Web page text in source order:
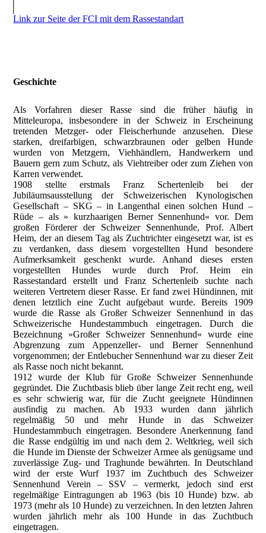
Link zur Seite der FCI mit dem Rassestandart
Geschichte
Als Vorfahren dieser Rasse sind die früher häufig in
Mitteleuropa, insbesondere in der Schweiz in Erscheinung
tretenden Metzger- oder Fleischerhunde anzusehen. Diese
starken, dreifarbigen, schwarzbraunen oder gelben Hunde
wurden von Metzgern, Viehhändlern, Handwerkern und
Bauern gern zum Schutz, als Viehtreiber oder zum Ziehen von
Karren verwendet.
1908 stellte erstmals Franz Schertenleib bei der
Jubiläumsausstellung der Schweizerischen Kynologischen
Gesellschaft – SKG – in Langenthal einen solchen Hund –
Rüde – als » kurzhaarigen Berner Sennenhund« vor. Dem
großen Förderer der Schweizer Sennenhunde, Prof. Albert
Heim, der an diesem Tag als Zuchtrichter eingesetzt war, ist es
zu verdanken, dass diesem vorgestellten Hund besondere
Aufmerksamkeit geschenkt wurde. Anhand dieses ersten
vorgestellten Hundes wurde durch Prof. Heim ein
Rassestandard erstellt und Franz Schertenleib suchte nach
weiteren Vertretern dieser Rasse. Er fand zwei Hündinnen, mit
denen letztlich eine Zucht aufgebaut wurde. Bereits 1909
wurde die Rasse als Großer Schweizer Sennenhund in das
Schweizerische Hundestammbuch eingetragen. Durch die
Bezeichnung »Großer Schweizer Sennenhund« wurde eine
Abgrenzung zum Appenzeller- und Berner Sennenhund
vorgenommen; der Entlebucher Sennenhund war zu dieser Zeit
als Rasse noch nicht bekannt.
1912 wurde der Klub für Große Schweizer Sennenhunde
gegründet. Die Zuchtbasis blieb über lange Zeit recht eng, weil
es sehr schwierig war, für die Zucht geeignete Hündinnen
ausfindig zu machen. Ab 1933 wurden dann jährlich
regelmäßig 50 und mehr Hunde in das Schweizer
Hundestammbuch eingetragen. Besondere Anerkennung fand
die Rasse endgültig im und nach dem 2. Weltkrieg, weil sich
die Hunde im Dienste der Schweizer Armee als genügsame und
zuverlässige Zug- und Traghunde bewährten. In Deutschland
wird der erste Wurf 1937 im Zuchtbuch des Schweizer
Sennenhund Verein – SSV – vermerkt, jedoch sind erst
regelmäßige Eintragungen ab 1963 (bis 10 Hunde) bzw. ab
1973 (mehr als 10 Hunde) zu verzeichnen. In den letzten Jahren
wurden jährlich mehr als 100 Hunde in das Zuchtbuch
eingetragen.